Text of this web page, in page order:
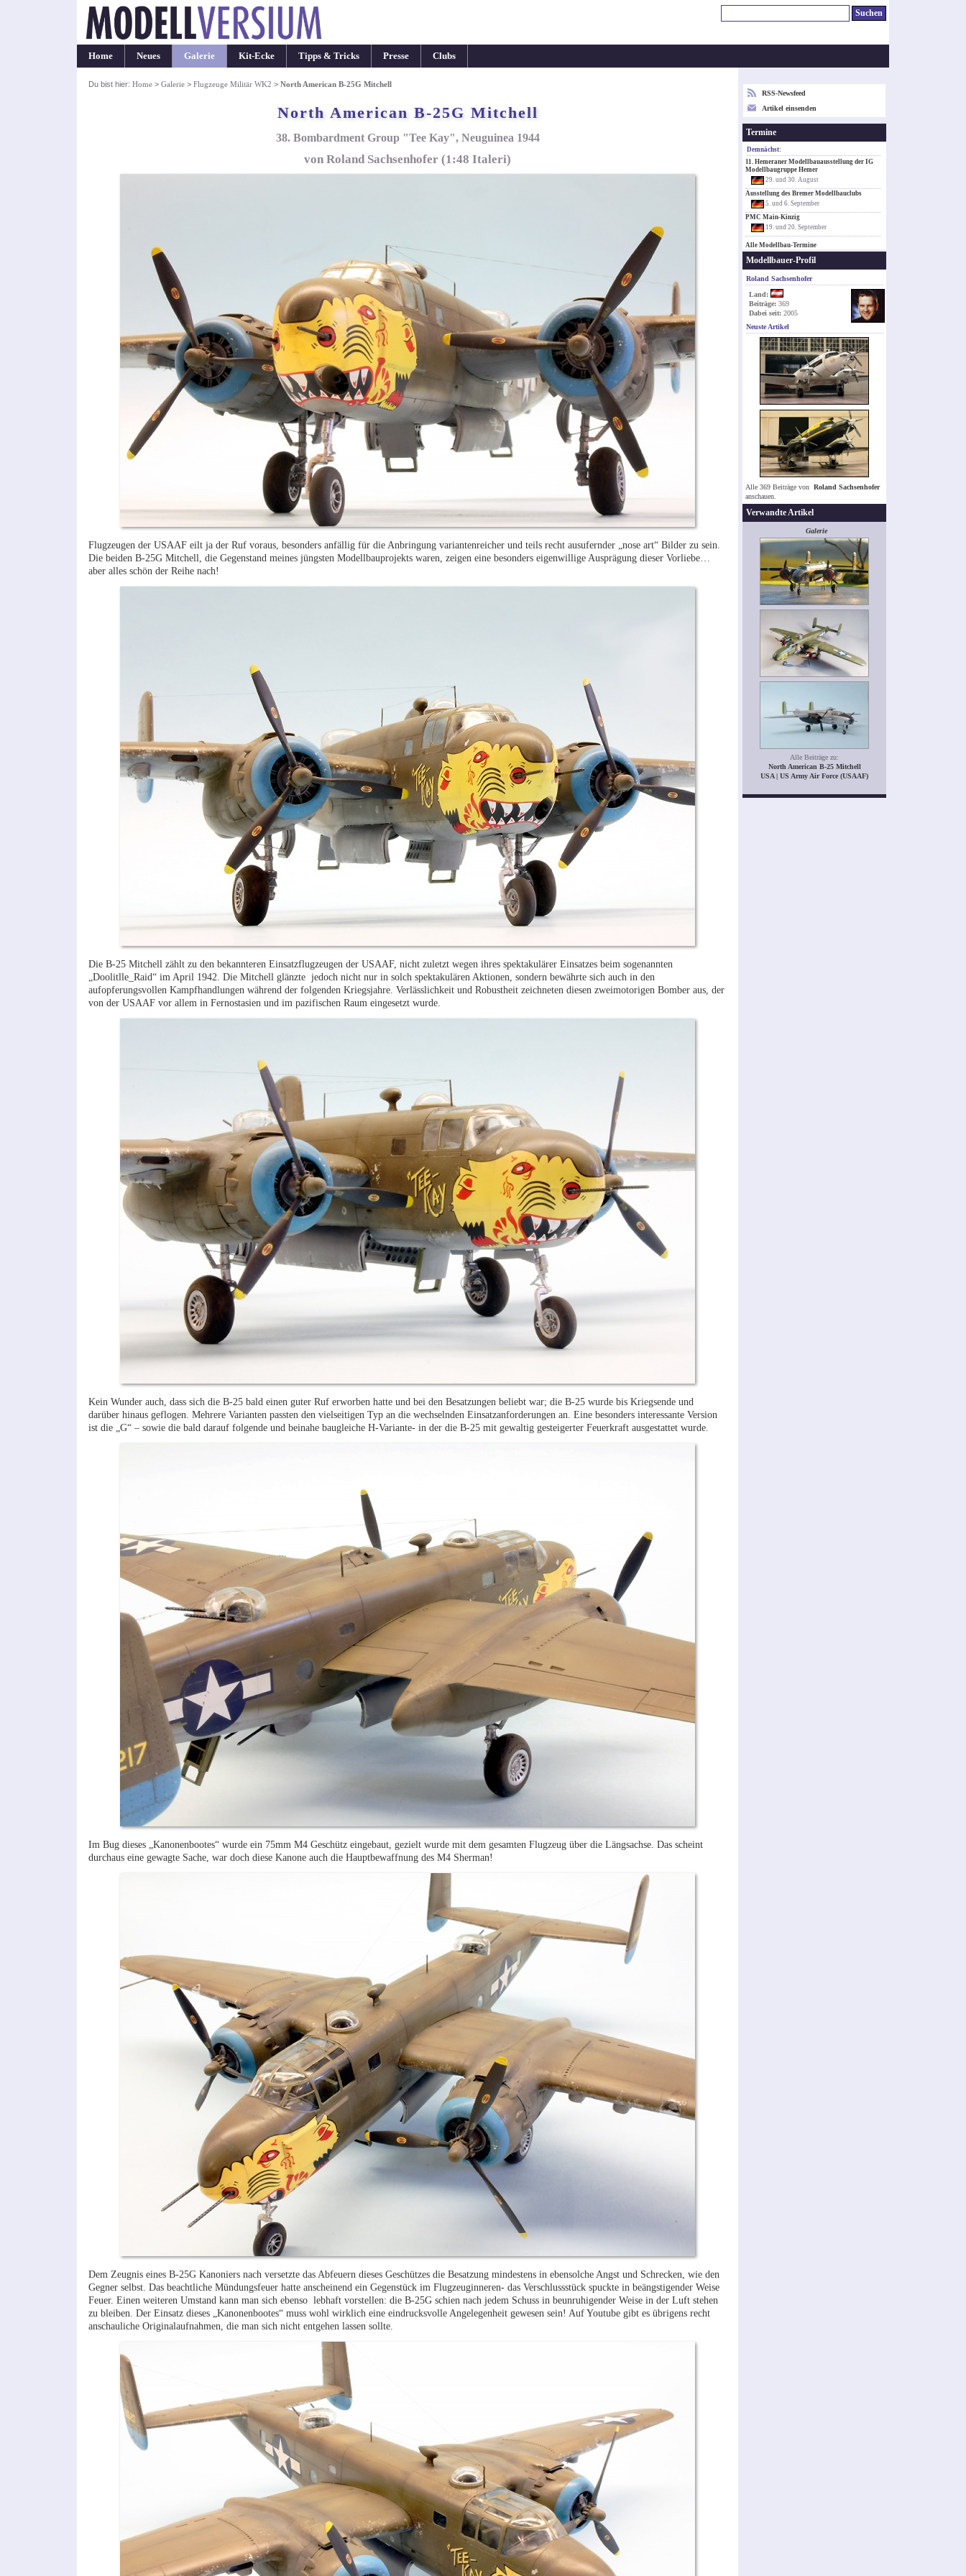
Home Neues Galerie Kit-Ecke Tipps & Tricks Presse Clubs
Du bist hier: Home> Galerie> Flugzeuge Militär WK2 > North American B-25G Mitchell
North American B-25G Mitchell
38. Bombardment Group "Tee Kay", Neuguinea 1944
von Roland Sachsenhofer (1:48 Italeri)
Flugzeugen der USAAF eilt ja der Ruf voraus, besonders anfällig für die Anbringung variantenreicher und teils recht ausufernder „nose art“ Bilder zu sein.
Die beiden B-25G Mitchell, die Gegenstand meines jüngsten Modellbauprojekts waren, zeigen eine besonders eigenwillige Ausprägung dieser Vorliebe…
aber alles schön der Reihe nach!
Die B-25 Mitchell zählt zu den bekannteren Einsatzflugzeugen der USAAF, nicht zuletzt wegen ihres spektakulärer Einsatzes beim sogenannten
„Doolitlle_Raid“ im April 1942. Die Mitchell glänzte jedoch nicht nur in solch spektakulären Aktionen, sondern bewährte sich auch in den
aufopferungsvollen Kampfhandlungen während der folgenden Kriegsjahre. Verlässlichkeit und Robustheit zeichneten diesen zweimotorigen Bomber aus, der
von der USAAF vor allem in Fernostasien und im pazifischen Raum eingesetzt wurde.
Kein Wunder auch, dass sich die B-25 bald einen guter Ruf erworben hatte und bei den Besatzungen beliebt war; die B-25 wurde bis Kriegsende und
darüber hinaus geflogen. Mehrere Varianten passten den vielseitigen Typ an die wechselnden Einsatzanforderungen an. Eine besonders interessante Version
ist die „G“ – sowie die bald darauf folgende und beinahe baugleiche H-Variante- in der die B-25 mit gewaltig gesteigerter Feuerkraft ausgestattet wurde.
Im Bug dieses „Kanonenbootes“ wurde ein 75mm M4 Geschütz eingebaut, gezielt wurde mit dem gesamten Flugzeug über die Längsachse. Das scheint
durchaus eine gewagte Sache, war doch diese Kanone auch die Hauptbewaffnung des M4 Sherman!
Dem Zeugnis eines B-25G Kanoniers nach versetzte das Abfeuern dieses Geschützes die Besatzung mindestens in ebensolche Angst und Schrecken, wie den
Gegner selbst. Das beachtliche Mündungsfeuer hatte anscheinend ein Gegenstück im Flugzeuginneren- das Verschlussstück spuckte in beängstigender Weise
Feuer. Einen weiteren Umstand kann man sich ebenso lebhaft vorstellen: die B-25G schien nach jedem Schuss in beunruhigender Weise in der Luft stehen
zu bleiben. Der Einsatz dieses „Kanonenbootes“ muss wohl wirklich eine eindrucksvolle Angelegenheit gewesen sein! Auf Youtube gibt es übrigens recht
anschauliche Originalaufnahmen, die man sich nicht entgehen lassen sollte.
RSS-Newsfeed
Artikel einsenden
Termine
Demnächst:
11. Hemeraner Modellbauausstellung der IG
Modellbaugruppe Hemer
29. und 30. August
Ausstellung des Bremer Modellbauclubs
5. und 6. September
PMC Main-Kinzig
19. und 20. September
Alle Modellbau-Termine
Modellbauer-Profil
Roland Sachsenhofer
Land:
Beiträge: 369
Dabei seit: 2005
Neuste Artikel
Alle 369 Beiträge von Roland Sachsenhofer
anschauen.
Verwandte Artikel
Galerie
Alle Beiträge zu:
North American B-25 Mitchell
USA | US Army Air Force (USAAF)